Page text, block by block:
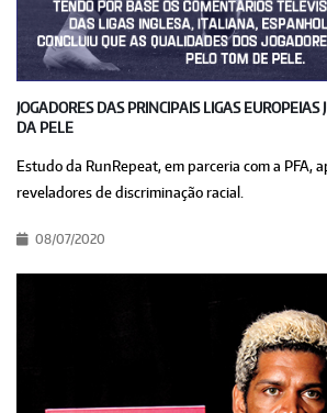
JOGADORES DAS PRINCIPAIS LIGAS EUROPEIAS
DA PELE
Estudo da RunRepeat, em parceria com a PFA,
reveladores de discriminação racial.
08/07/2020